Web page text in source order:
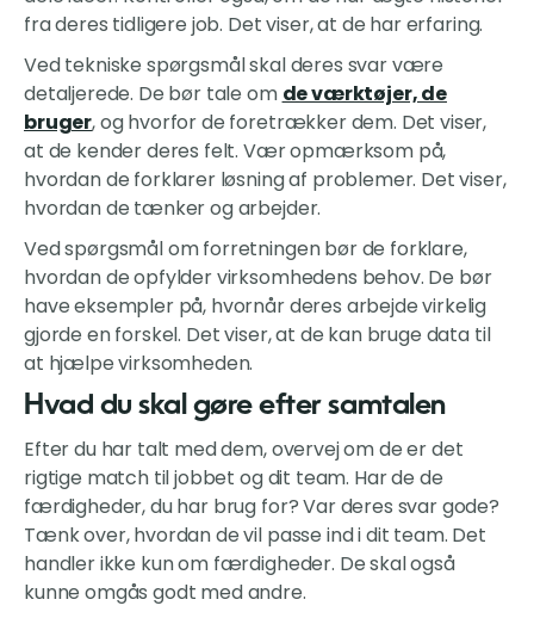
fra deres tidligere job. Det viser, at de har erfaring.
Ved tekniske spørgsmål skal deres svar være
detaljerede. De bør tale om de værktøjer, de
bruger, og hvorfor de foretrækker dem. Det viser,
at de kender deres felt. Vær opmærksom på,
hvordan de forklarer løsning af problemer. Det viser,
hvordan de tænker og arbejder.
Ved spørgsmål om forretningen bør de forklare,
hvordan de opfylder virksomhedens behov. De bør
have eksempler på, hvornår deres arbejde virkelig
gjorde en forskel. Det viser, at de kan bruge data til
at hjælpe virksomheden.
Hvad du skal gøre efter samtalen
Efter du har talt med dem, overvej om de er det
rigtige match til jobbet og dit team. Har de de
færdigheder, du har brug for? Var deres svar gode?
Tænk over, hvordan de vil passe ind i dit team. Det
handler ikke kun om færdigheder. De skal også
kunne omgås godt med andre.